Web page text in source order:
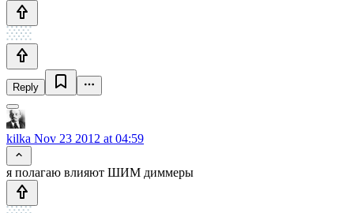
Reply
kilka Nov 23 2012 at 04:59
я полагаю влияют ШИМ диммеры